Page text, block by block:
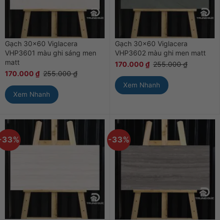
Gạch 30×60 Viglacera
VHP3601 màu ghi sáng men
matt
170.000 ₫ 255.000₫
Xem Nhanh
Gạch 30×60 Viglacera
VHP3602 màu ghi men matt
170.000 ₫ 255.000₫
Xem Nhanh
-33%